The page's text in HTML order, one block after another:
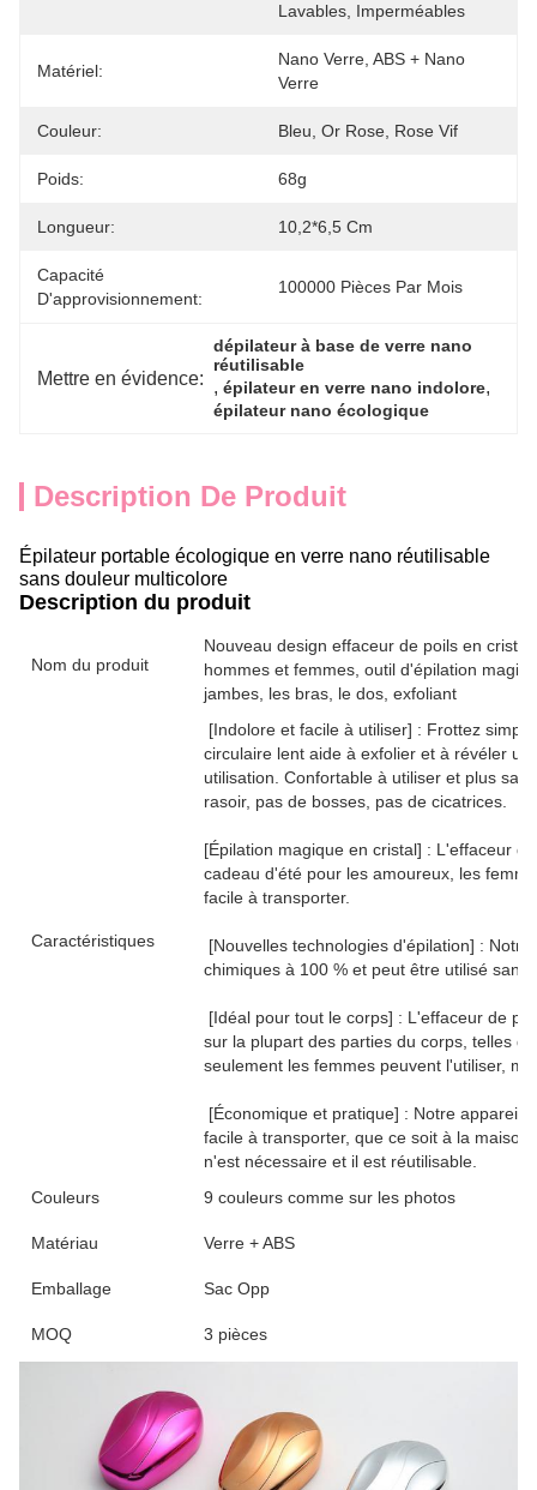
Lavables, Imperméables
Matériel:
Nano Verre, ABS + Nano
Verre
Couleur: Bleu, Or Rose, Rose Vif
Poids: 68g
Longueur: 10,2*6,5 Cm
Capacité
D'approvisionnement:
100000 Pièces Par Mois
Mettre en évidence:
dépilateur à base de verre nano
réutilisable
, épilateur en verre nano indolore,
épilateur nano écologique
Description De Produit
Épilateur portable écologique en verre nano réutilisable
sans douleur multicolore
Description du produit
Nom du produit
Nouveau design effaceur de poils en
hommes et femmes, outil d'épilation
jambes, les bras, le dos, exfoliant
Caractéristiques
[Indolore et facile à utiliser] : Frottez
circulaire lent aide à exfolier et à révéler
utilisation. Confortable à utiliser et plus
rasoir, pas de bosses, pas de cicatrices.
[Épilation magique en cristal] : L'effaceur
cadeau d'été pour les amoureux, les
facile à transporter.
[Nouvelles technologies d'épilation] :
chimiques à 100 % et peut être utilisé
[Idéal pour tout le corps] : L'effaceur de
sur la plupart des parties du corps, telles
seulement les femmes peuvent l'utiliser,
[Économique et pratique] : Notre appareil
facile à transporter, que ce soit à la
n'est nécessaire et il est réutilisable.
Couleurs
9 couleurs comme sur les photos
Matériau Verre + ABS
Emballage Sac Opp
MOQ 3 pièces